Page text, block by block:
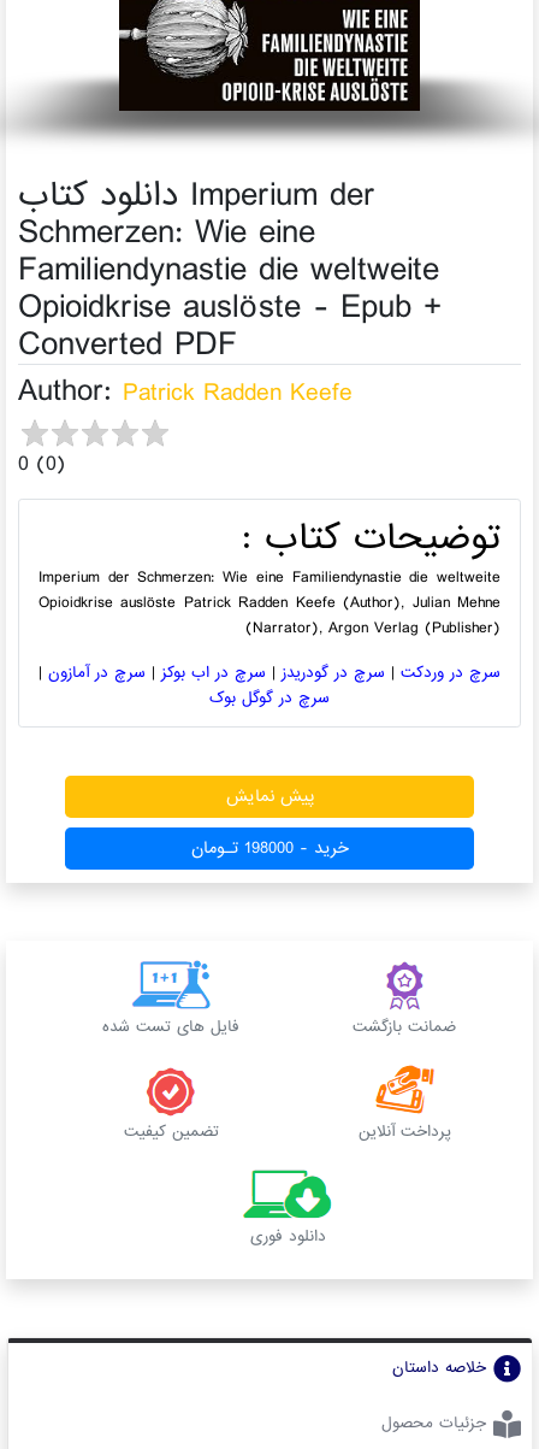
دانلود کتاب Imperium der
Schmerzen: Wie eine
Familiendynastie die weltweite
Opioidkrise auslöste - Epub +
Converted PDF
Author:Patrick Radden Keefe
0 (0)
توضیحات کتاب :
Imperium der Schmerzen: Wie eine Familiendynastie die weltweite
Opioidkrise auslöste Patrick Radden Keefe (Author), Julian Mehne
(Narrator), Argon Verlag (Publisher)
سرچ در وردکت| سرچ در گودریدز| سرچ در اب بوکز| سرچ در آمازون|
سرچ در گوگل بوک
پیش نمایش
خرید - 198000 تـومان
ضمانت بازگشت فایل های تست شده
پرداخت آنلاین تضمین کیفیت
دانلود فوری
خلاصه داستان
جزئیات محصول